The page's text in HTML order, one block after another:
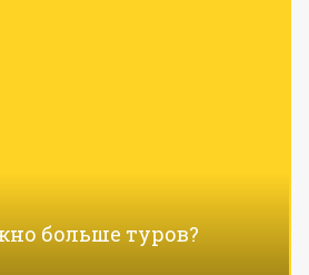
больше туров?